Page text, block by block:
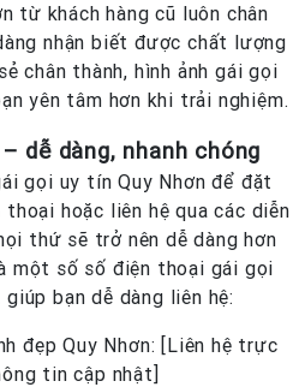
từ khách hàng cũ luôn chân
nhận biết được chất lượng
chân thành, hình ảnh gái gọi
yên tâm hơn khi trải nghiệm.
dễ dàng, nhanh chóng
gọi uy tín Quy Nhơn để đặt
hoặc liên hệ qua các diễn
thứ sẽ trở nên dễ dàng hơn
một số số điện thoại gái gọi
bạn dễ dàng liên hệ:
đẹp Quy Nhơn: [Liên hệ trực
tin cập nhật]